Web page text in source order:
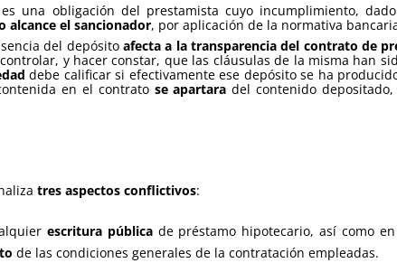
una obligación del prestamista cuyo incumplimiento,
alcance el sancionador, por aplicación de la normativa
del depósito afecta a la transparencia del contrato de
y hacer constar, que las cláusulas de la misma han
debe calificar si efectivamente ese depósito se ha
en el contrato se apartara del contenido
tres aspectos conflictivos:
escritura públicade préstamo hipotecario, así como en
de las condiciones generales de la contratación empleadas.